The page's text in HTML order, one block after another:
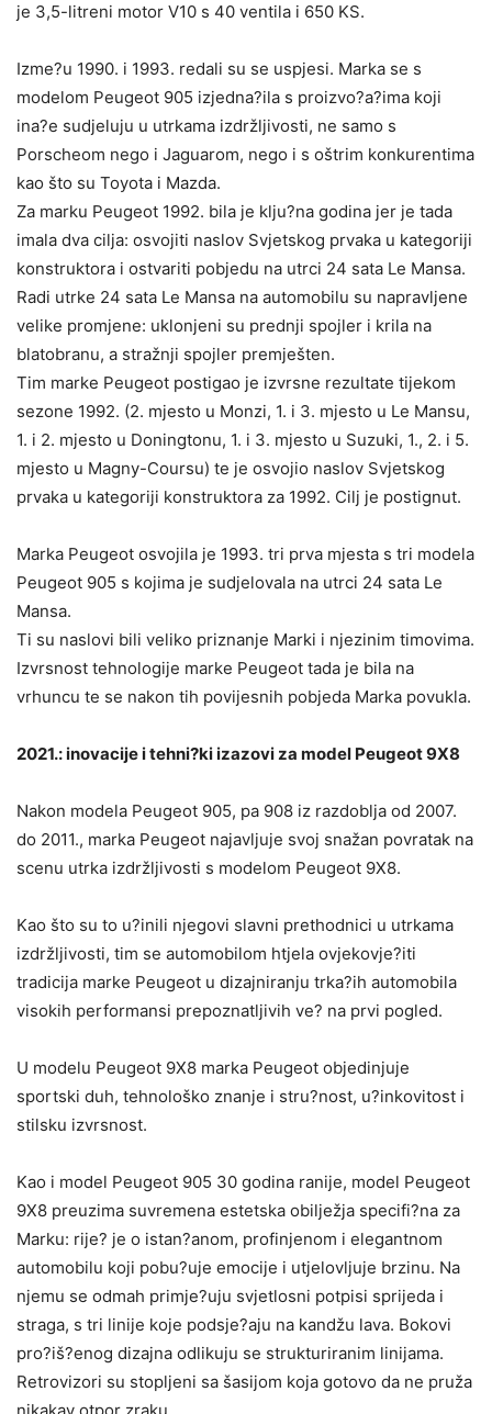
je 3,5-litreni motor V10 s 40 ventila i 650 KS.
Izme?u 1990. i 1993. redali su se uspjesi. Marka se s
modelom Peugeot 905 izjedna?ila s proizvo?a?ima koji
ina?e sudjeluju u utrkama izdržljivosti, ne samo s
Porscheom nego i Jaguarom, nego i s oštrim konkurentima
kao što su Toyota i Mazda.
Za marku Peugeot 1992. bila je klju?na godina jer je tada
imala dva cilja: osvojiti naslov Svjetskog prvaka u kategoriji
konstruktora i ostvariti pobjedu na utrci 24 sata Le Mansa.
Radi utrke 24 sata Le Mansa na automobilu su napravljene
velike promjene: uklonjeni su prednji spojler i krila na
blatobranu, a stražnji spojler premješten.
Tim marke Peugeot postigao je izvrsne rezultate tijekom
sezone 1992. (2. mjesto u Monzi, 1. i 3. mjesto u Le Mansu,
1. i 2. mjesto u Doningtonu, 1. i 3. mjesto u Suzuki, 1., 2. i 5.
mjesto u Magny-Coursu) te je osvojio naslov Svjetskog
prvaka u kategoriji konstruktora za 1992. Cilj je postignut.
Marka Peugeot osvojila je 1993. tri prva mjesta s tri modela
Peugeot 905 s kojima je sudjelovala na utrci 24 sata Le
Mansa.
Ti su naslovi bili veliko priznanje Marki i njezinim timovima.
Izvrsnost tehnologije marke Peugeot tada je bila na
vrhuncu te se nakon tih povijesnih pobjeda Marka povukla.
2021.: inovacije i tehni?ki izazovi za model Peugeot 9X8
Nakon modela Peugeot 905, pa 908 iz razdoblja od 2007.
do 2011., marka Peugeot najavljuje svoj snažan povratak na
scenu utrka izdržljivosti s modelom Peugeot 9X8.
Kao što su to u?inili njegovi slavni prethodnici u utrkama
izdržljivosti, tim se automobilom htjela ovjekovje?iti
tradicija marke Peugeot u dizajniranju trka?ih automobila
visokih performansi prepoznatljivih ve? na prvi pogled.
U modelu Peugeot 9X8 marka Peugeot objedinjuje
sportski duh, tehnološko znanje i stru?nost, u?inkovitost i
stilsku izvrsnost.
Kao i model Peugeot 905 30 godina ranije, model Peugeot
9X8 preuzima suvremena estetska obilježja specifi?na za
Marku: rije? je o istan?anom, profinjenom i elegantnom
automobilu koji pobu?uje emocije i utjelovljuje brzinu. Na
njemu se odmah primje?uju svjetlosni potpisi sprijeda i
straga, s tri linije koje podsje?aju na kandžu lava. Bokovi
pro?iš?enog dizajna odlikuju se strukturiranim linijama.
Retrovizori su stopljeni sa šasijom koja gotovo da ne pruža